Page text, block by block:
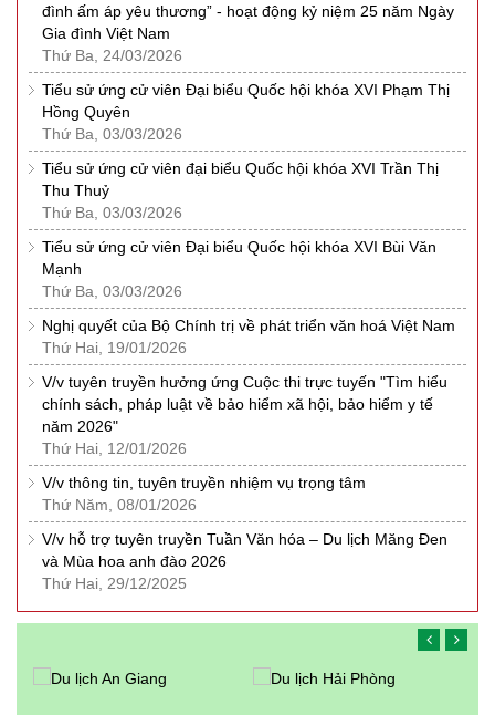
đình ấm áp yêu thương” - hoạt động kỷ niệm 25 năm Ngày
Gia đình Việt Nam
Thứ Ba, 24/03/2026
Tiểu sử ứng cử viên Đại biểu Quốc hội khóa XVI Phạm Thị
Hồng Quyên
Thứ Ba, 03/03/2026
Tiểu sử ứng cử viên đại biểu Quốc hội khóa XVI Trần Thị
Thu Thuỷ
Thứ Ba, 03/03/2026
Tiểu sử ứng cử viên Đại biểu Quốc hội khóa XVI Bùi Văn
Mạnh
Thứ Ba, 03/03/2026
Nghị quyết của Bộ Chính trị về phát triển văn hoá Việt Nam
Thứ Hai, 19/01/2026
V/v tuyên truyền hưởng ứng Cuộc thi trực tuyến "Tìm hiểu
chính sách, pháp luật về bảo hiểm xã hội, bảo hiểm y tế
năm 2026"
Thứ Hai, 12/01/2026
V/v thông tin, tuyên truyền nhiệm vụ trọng tâm
Thứ Năm, 08/01/2026
V/v hỗ trợ tuyên truyền Tuần Văn hóa – Du lịch Măng Đen
và Mùa hoa anh đào 2026
Thứ Hai, 29/12/2025